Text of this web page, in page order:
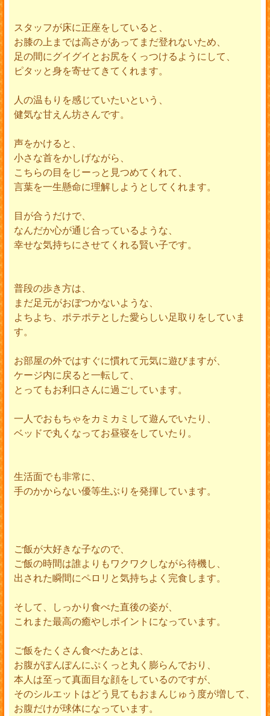
スタッフが床に正座をしていると、
お膝の上までは高さがあってまだ登れないため、
足の間にグイグイとお尻をくっつけるようにして、
ピタッと身を寄せてきてくれます。
人の温もりを感じていたいという、
健気な甘えん坊さんです。
声をかけると、
小さな首をかしげながら、
こちらの目をじーっと見つめてくれて、
言葉を一生懸命に理解しようとしてくれます。
目が合うだけで、
なんだか心が通じ合っているような、
幸せな気持ちにさせてくれる賢い子です。
普段の歩き方は、
まだ足元がおぼつかないような、
よちよち、ポテポテとした愛らしい足取りをしていま
す。
お部屋の外ではすぐに慣れて元気に遊びますが、
ケージ内に戻ると一転して、
とってもお利口さんに過ごしています。
一人でおもちゃをカミカミして遊んでいたり、
ベッドで丸くなってお昼寝をしていたり。
生活面でも非常に、
手のかからない優等生ぶりを発揮しています。
ご飯が大好きな子なので、
ご飯の時間は誰よりもワクワクしながら待機し、
出された瞬間にペロリと気持ちよく完食します。
そして、しっかり食べた直後の姿が、
これまた最高の癒やしポイントになっています。
ご飯をたくさん食べたあとは、
お腹がぽんぽんにぷくっと丸く膨らんでおり、
本人は至って真面目な顔をしているのですが、
そのシルエットはどう見てもおまんじゅう度が増して、
お腹だけが球体になっています。